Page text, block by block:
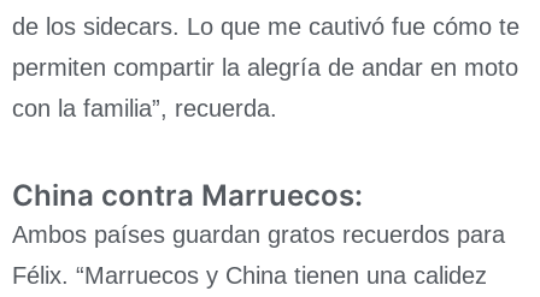
de los sidecars. Lo que me cautivó fue cómo te
permiten compartir la alegría de andar en moto
con la familia”, recuerda.
China contra Marruecos:
Ambos países guardan gratos recuerdos para
Félix. “Marruecos y China tienen una calidez